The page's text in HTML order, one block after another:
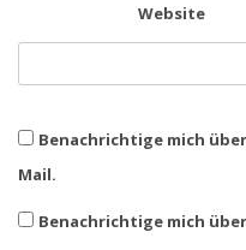
Website
Benachrichtige mich
Mail.
Benachrichtige mich